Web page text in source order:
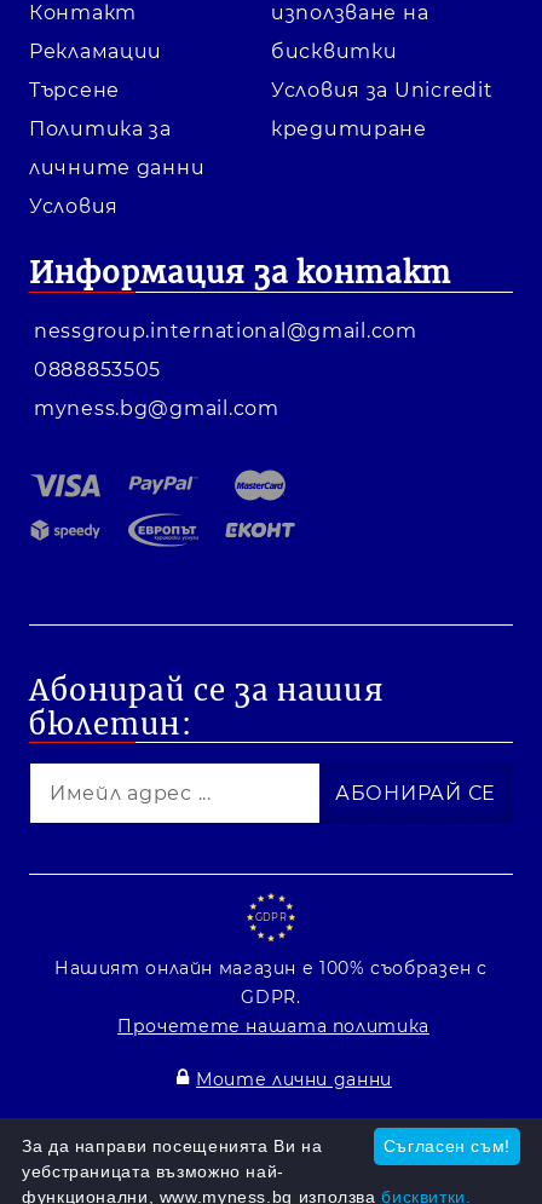
Контакт
Рекламации
Търсене
Политика за
личните данни
Условия
използване на
бисквитки
Условия за Unicredit
кредитиране
Информация за контакт
nessgroup.international@gmail.com
0888853505
myness.bg@gmail.com
Абонирай се за нашия
бюлетин:
GDPR
Нашият онлайн магазин е 100% съобразен с
GDPR.
Прочетете нашата политика
Моите лични данни
Онлайн магазин от SELITONСъгласен съм!
За да направи посещенията Ви на
уебстраницата възможно най-
функционални, www.myness.bg използвабисквитки.